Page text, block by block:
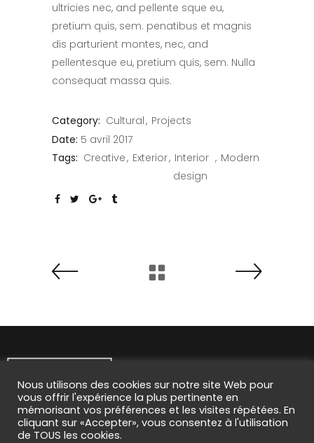
ultricies nec, and pellente sque eu,
pretium quis, sem. penatibus et magnis
dis parturient montes, nec, and
pellentesque eu, pretium quis, sem. Nulla
consequat massa quis.
Category: Cultural Projects
Date: 5 avril 2017
Tags: Creative Exterior Interior
design
Modern
Nous utilisons des cookies sur notre site Web pour
vous offrir l'expérience la plus pertinente en
mémorisant vos préférences et les visites répétées. En
cliquant sur «Accepter», vous consentez à l'utilisation
de TOUS les cookies.